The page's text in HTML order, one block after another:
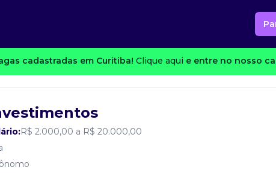
cadastradas em Curitiba! Clique aqui e entre no nosso
R$ 2.000,00 a R$ 20.000,00